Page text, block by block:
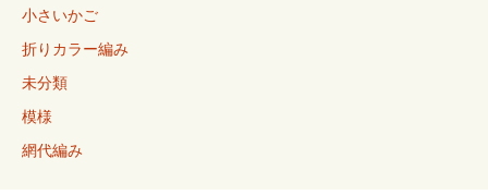
小さいかご
折りカラー編み
未分類
模様
網代編み